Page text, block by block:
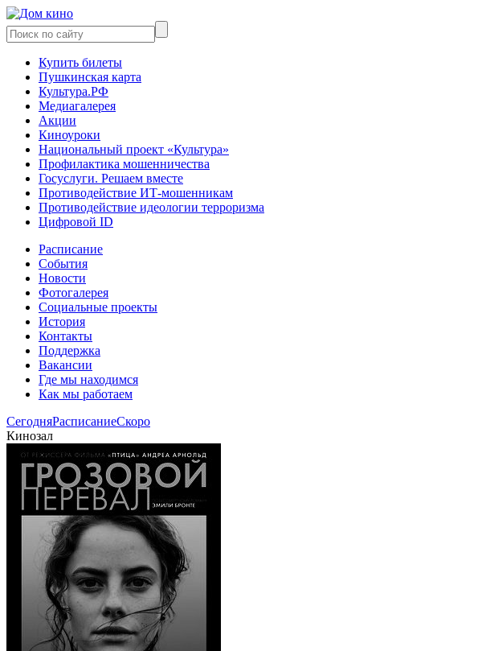
Купить билеты
Пушкинская карта
Культура.РФ
Медиагалерея
Акции
Киноуроки
Национальный проект «Культура»
Профилактика мошенничества
Госуслуги. Решаем вместе
Противодействие ИТ-мошенникам
Противодействие идеологии терроризма
Цифровой ID
Расписание
События
Новости
Фотогалерея
Социальные проекты
История
Контакты
Поддержка
Вакансии
Где мы находимся
Как мы работаем
СегодняРасписаниеСкоро
Кинозал